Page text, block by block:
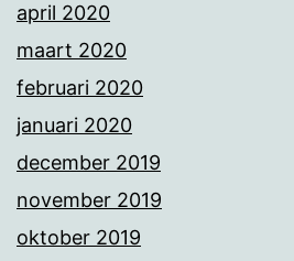
april 2020
maart 2020
februari 2020
januari 2020
december 2019
november 2019
oktober 2019